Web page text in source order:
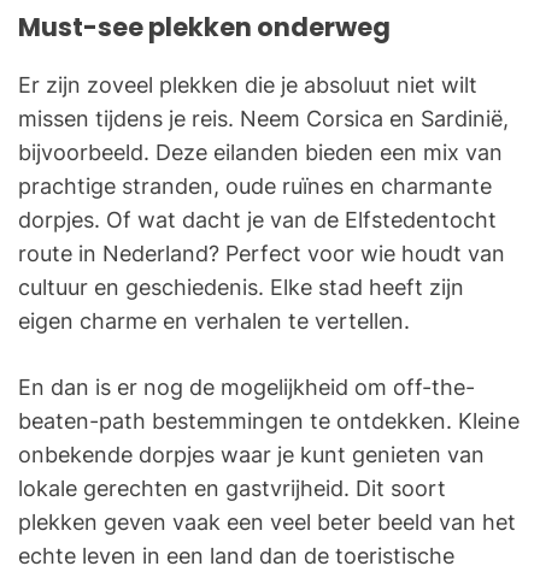
Must-see plekken onderweg
Er zijn zoveel plekken die je absoluut niet wilt
missen tijdens je reis. Neem Corsica en Sardinië,
bijvoorbeeld. Deze eilanden bieden een mix van
prachtige stranden, oude ruïnes en charmante
dorpjes. Of wat dacht je van de Elfstedentocht
route in Nederland? Perfect voor wie houdt van
cultuur en geschiedenis. Elke stad heeft zijn
eigen charme en verhalen te vertellen.
En dan is er nog de mogelijkheid om off-the-
beaten-path bestemmingen te ontdekken. Kleine
onbekende dorpjes waar je kunt genieten van
lokale gerechten en gastvrijheid. Dit soort
plekken geven vaak een veel beter beeld van het
echte leven in een land dan de toeristische